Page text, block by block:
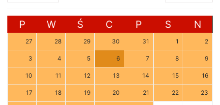
P W Ś C P S N
27 28 29 30 31 1 2
3 4 5 6 7 8 9
10 11 12 13 14 15 16
17 18 19 20 21 22 23